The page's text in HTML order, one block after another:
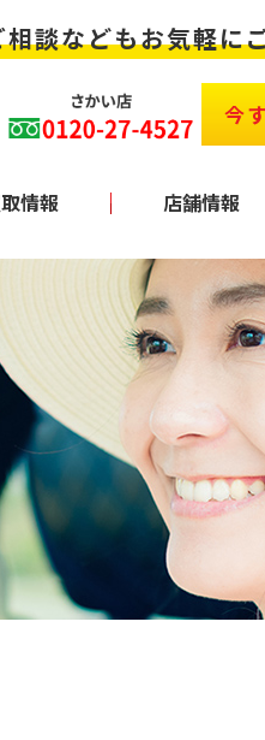
談などもお気軽に
今
情報 店舗情報